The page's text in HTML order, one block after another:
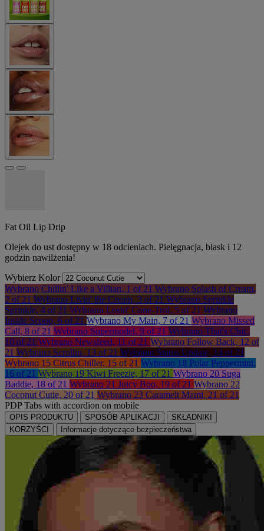
Fat Oil Lip Drip
Olejek do ust dostępny w 18 odcieniach. Pielęgnacja, blask i 12
godzin nawilżenia!
Wybierz Kolor
Wybrano Chillin' Like a Villian, 1 of 21 Wybrano Splash of Cream,
2 of 21 Wybrano Livin' the Cream, 3 of 21 Wybrano Sprinkle
Sprinkle, 4 of 21 Wybrano Losin' Cone-Trol, 5 of 21 Wybrano
Inside Scoop, 6 of 21 Wybrano My Main, 7 of 21 Wybrano Missed
Call, 8 of 21 Wybrano Supermodel, 9 of 21 Wybrano That's Chic,
10 of 21 Wybrano Newsfeed, 11 of 21 Wybrano Follow Back, 12 of
21 Wybrano Scrollin, 13 of 21 Wybrano Status Update, 14 of 21
Wybrano 15 Citrus Chiller, 15 of 21 Wybrano 18 Polar Peppermint,
16 of 21 Wybrano 19 Kiwi Freezie, 17 of 21 Wybrano 20 Suga
Baddie, 18 of 21 Wybrano 21 Juicy Boo, 19 of 21 Wybrano 22
Coconut Cutie, 20 of 21 Wybrano 23 Caramelt Mami, 21 of 21
PDP Tabs with accordion on mobile
OPIS PRODUKTU SPOSÓB APLIKACJI
SKŁADNIKI
KORZYŚCI
Informacje dotyczące bezpieczeństwa